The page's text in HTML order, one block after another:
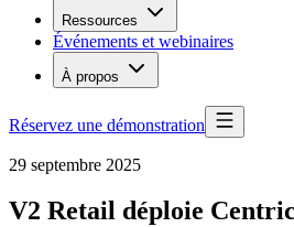
Ressources
Événements et webinaires
À propos
Réservez une démonstration
29 septembre 2025
V2 Retail déploie